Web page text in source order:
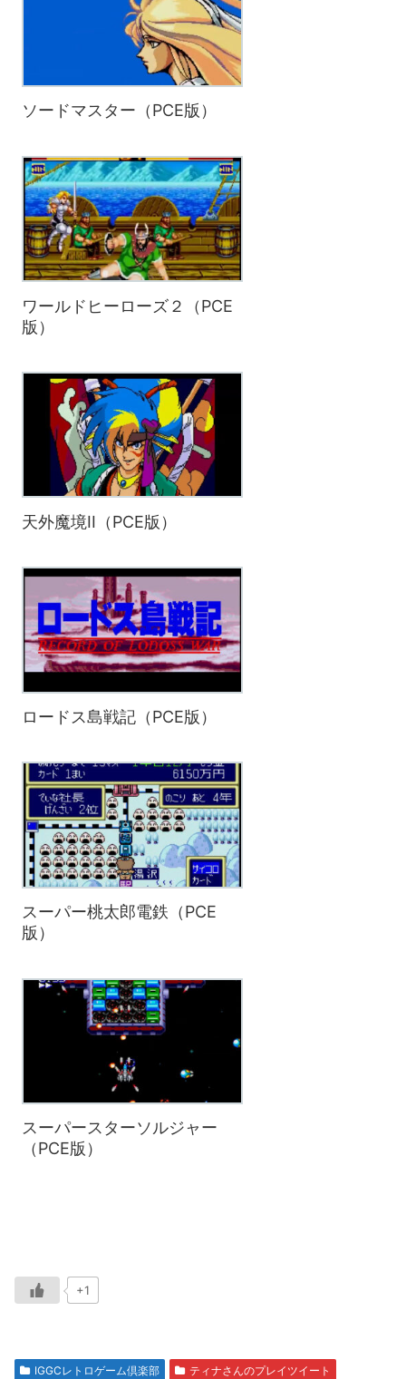
ソードマスター（PCE版）
ワールドヒーローズ２（PCE
版）
天外魔境II（PCE版）
ロードス島戦記（PCE版）
スーパー桃太郎電鉄（PCE
版）
スーパースターソルジャー
（PCE版）
+1
IGGCレトロゲーム倶楽部
ティナさんのプレイツイート